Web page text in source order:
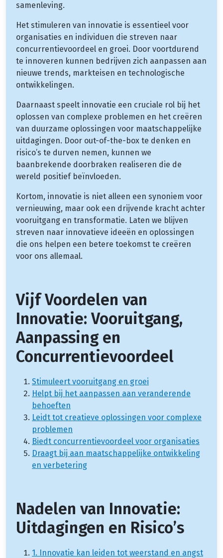
samenleving.
Het stimuleren van innovatie is essentieel voor
organisaties en individuen die streven naar
concurrentievoordeel en groei. Door voortdurend
te innoveren kunnen bedrijven zich aanpassen aan
nieuwe trends, markteisen en technologische
ontwikkelingen.
Daarnaast speelt innovatie een cruciale rol bij het
oplossen van complexe problemen en het creëren
van duurzame oplossingen voor maatschappelijke
uitdagingen. Door out-of-the-box te denken en
risico’s te durven nemen, kunnen we
baanbrekende doorbraken realiseren die de
wereld positief beïnvloeden.
Kortom, innovatie is niet alleen een synoniem voor
vernieuwing, maar ook een drijvende kracht achter
vooruitgang en transformatie. Laten we blijven
streven naar innovatieve ideeën en oplossingen
die ons helpen een betere toekomst te creëren
voor ons allemaal.
Vijf Voordelen van
Innovatie: Vooruitgang,
Aanpassing en
Concurrentievoordeel
Stimuleert vooruitgang en groei
Helpt bij het aanpassen aan veranderende
behoeften
Leidt tot creatieve oplossingen voor complexe
problemen
Biedt concurrentievoordeel voor organisaties
Draagt bij aan maatschappelijke ontwikkeling
en verbetering
Nadelen van Innovatie:
Uitdagingen en Risico’s
1. Innovatie kan leiden tot weerstand en angst